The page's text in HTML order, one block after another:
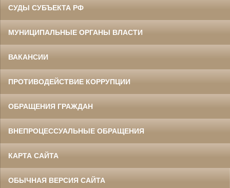
СУДЫ СУБЪЕКТА РФ
МУНИЦИПАЛЬНЫЕ ОРГАНЫ ВЛАСТИ
ВАКАНСИИ
ПРОТИВОДЕЙСТВИЕ КОРРУПЦИИ
ОБРАЩЕНИЯ ГРАЖДАН
ВНЕПРОЦЕССУАЛЬНЫЕ ОБРАЩЕНИЯ
КАРТА САЙТА
ОБЫЧНАЯ ВЕРСИЯ САЙТА